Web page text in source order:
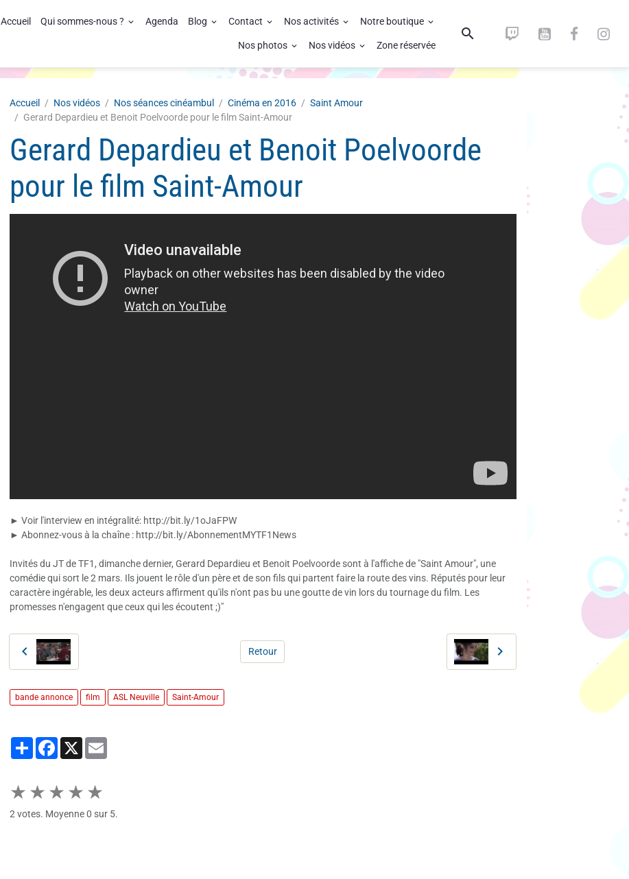
Accueil Qui sommes-nous ? Agenda Blog Contact Nos activités Notre boutique
Nos photos Nos vidéos Zone réservée
Accueil Nos vidéos Nos séances cinéambul Cinéma en 2016
Saint Amour
Gerard Depardieu et Benoit Poelvoorde pour le film Saint-Amour
Gerard Depardieu et Benoit Poelvoorde
pour le film Saint-Amour
► Voir l'interview en intégralité: http://bit.ly/1oJaFPW
► Abonnez-vous à la chaîne : http://bit.ly/AbonnementMYTF1News
Invités du JT de TF1, dimanche dernier, Gerard Depardieu et Benoit Poelvoorde sont à l'affiche de "Saint Amour", une
comédie qui sort le 2 mars. Ils jouent le rôle d'un père et de son fils qui partent faire la route des vins. Réputés pour leur
caractère ingérable, les deux acteurs affirment qu'ils n'ont pas bu une goutte de vin lors du tournage du film. Les
promesses n'engagent que ceux qui les écoutent ;)"
Retour
bande annonce film ASL Neuville Saint-Amour
PartagerFacebook
X Email
★ ★ ★ ★ ★
2 votes. Moyenne0 sur 5.